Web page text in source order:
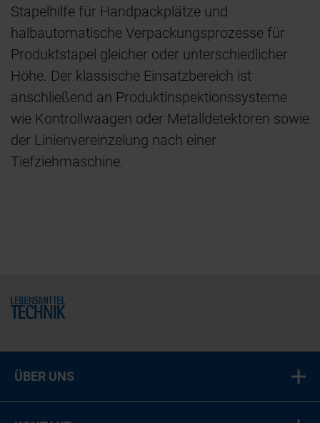
Stapelhilfe für Handpackplätze und
halbautomatische Verpackungsprozesse für
Produktstapel gleicher oder unterschiedlicher
Höhe. Der klassische Einsatzbereich ist
anschließend an Produktinspektionssysteme
wie Kontrollwaagen oder Metalldetektoren sowie
der Linienvereinzelung nach einer
Tiefziehmaschine.
Home
ÜBER UNS